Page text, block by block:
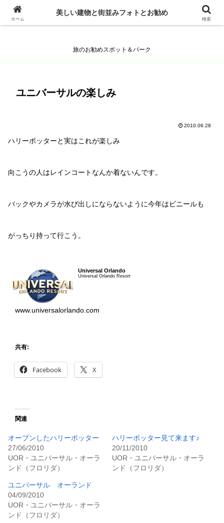
美しい建物と街並みフォトとお勧め
旅のお勧めスポット＆パーク
ユニバーサルの楽しみ
2010.06.28
ハリーポッターと実はこれが楽しみ
向こうの人はレインコートなんか着ないんです。
バックやカメラが水び出しにならないように今年はビニールも
がっちり持って行こう。
Universal Orlando
Universal Orlando Resort
www.universalorlando.com
共有:
Facebook X
関連
オープンしたハリーポッター
27/06/2010
UOR・ユニバーサル・オーラ
ンド（フロリダ）
ハリーポッター見て来ます♪
20/11/2010
UOR・ユニバーサル・オーラ
ンド（フロリダ）
ユニバーサル オーランド
04/09/2010
UOR・ユニバーサル・オーラ
ンド（フロリダ）
ホーム
美しい建物と街並みフォトとお勧め
検索